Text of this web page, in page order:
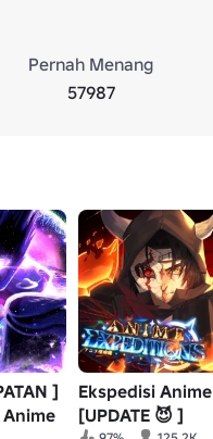
Pernah Menang
57987
]
Ekspedisi Anime
[UPDATE 😈 ]